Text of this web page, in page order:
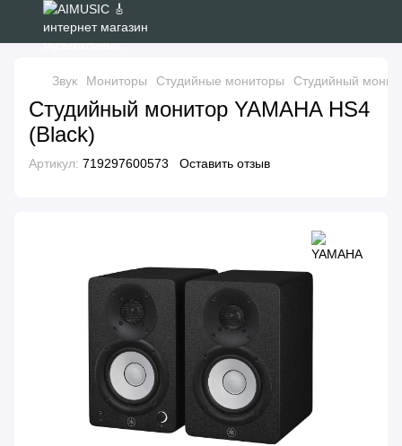
Звук Мониторы Студийные мониторы Студийный
Студийный монитор YAMAHA HS4
(Black)
Артикул: 719297600573 Оставить отзыв